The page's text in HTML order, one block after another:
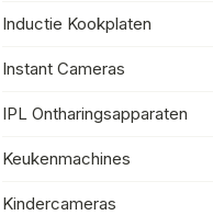
Inductie Kookplaten
Instant Cameras
IPL Ontharingsapparaten
Keukenmachines
Kindercameras